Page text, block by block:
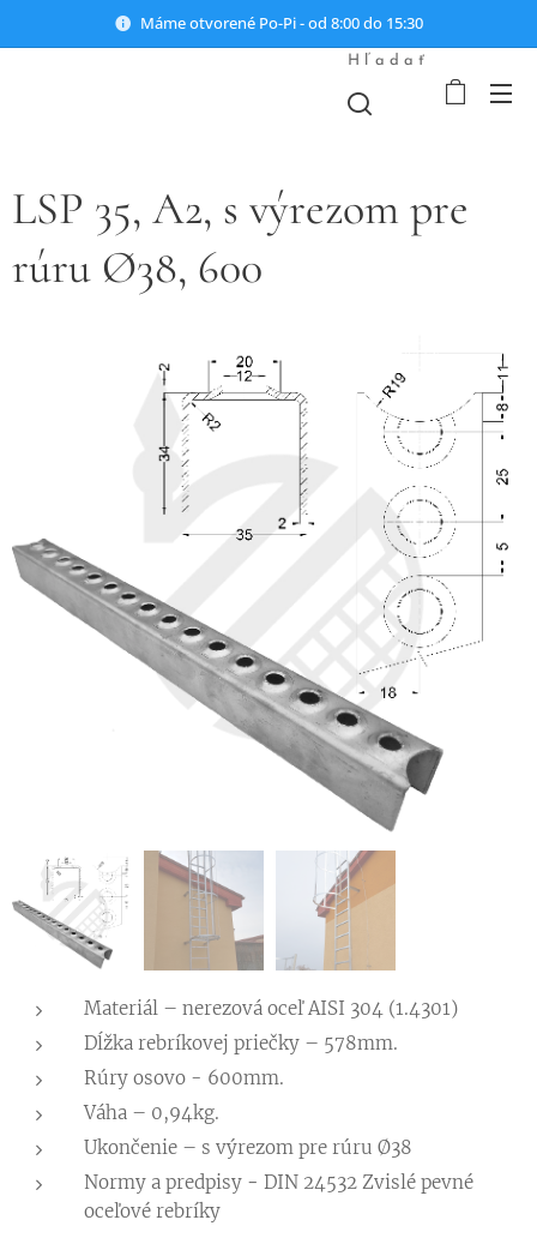
Máme otvorené Po-Pi - od 8:00 do 15:30
Hľadať
LSP 35, A2, s výrezom pre
rúru Ø38, 600
Materiál – nerezová oceľ AISI 304 (1.4301)
Dĺžka rebríkovej priečky – 578mm.
Rúry osovo - 600mm.
Váha – 0,94kg.
Ukončenie – s výrezom pre rúru Ø38
Normy a predpisy - DIN 24532 Zvislé pevné
oceľové rebríky